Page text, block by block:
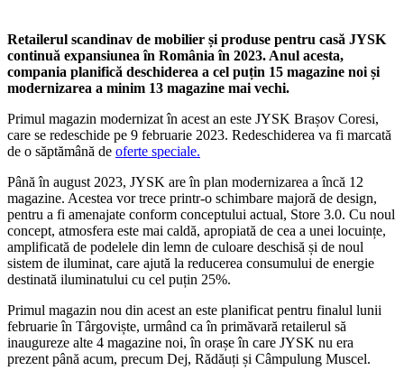
Retailerul scandinav de mobilier și produse pentru casă JYSK
continuă expansiunea în România în 2023. Anul acesta,
compania planifică deschiderea a cel puțin 15 magazine noi și
modernizarea a minim 13 magazine mai vechi.
Primul magazin modernizat în acest an este JYSK Brașov Coresi,
care se redeschide pe 9 februarie 2023. Redeschiderea va fi marcată
de o săptămână de oferte speciale.
Până în august 2023, JYSK are în plan modernizarea a încă 12
magazine. Acestea vor trece printr-o schimbare majoră de design,
pentru a fi amenajate conform conceptului actual, Store 3.0. Cu noul
concept, atmosfera este mai caldă, apropiată de cea a unei locuințe,
amplificată de podelele din lemn de culoare deschisă și de noul
sistem de iluminat, care ajută la reducerea consumului de energie
destinată iluminatului cu cel puțin 25%.
Primul magazin nou din acest an este planificat pentru finalul lunii
februarie în Târgoviște, urmând ca în primăvară retailerul să
inaugureze alte 4 magazine noi, în orașe în care JYSK nu era
prezent până acum, precum Dej, Rădăuți și Câmpulung Muscel.